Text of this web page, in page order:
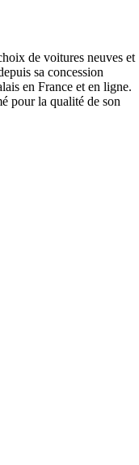
de voitures neuves et
sa concession
en France et en ligne.
pour la qualité de son